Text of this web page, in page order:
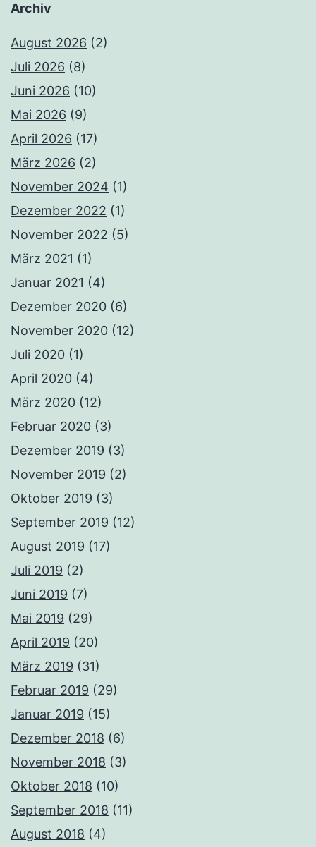
Archiv
August 2026 (2)
Juli 2026 (8)
Juni 2026 (10)
Mai 2026 (9)
April 2026 (17)
März 2026 (2)
November 2024 (1)
Dezember 2022 (1)
November 2022 (5)
März 2021 (1)
Januar 2021 (4)
Dezember 2020 (6)
November 2020 (12)
Juli 2020 (1)
April 2020 (4)
März 2020 (12)
Februar 2020 (3)
Dezember 2019 (3)
November 2019 (2)
Oktober 2019 (3)
September 2019 (12)
August 2019 (17)
Juli 2019 (2)
Juni 2019 (7)
Mai 2019 (29)
April 2019 (20)
März 2019 (31)
Februar 2019 (29)
Januar 2019 (15)
Dezember 2018 (6)
November 2018 (3)
Oktober 2018 (10)
September 2018 (11)
August 2018 (4)